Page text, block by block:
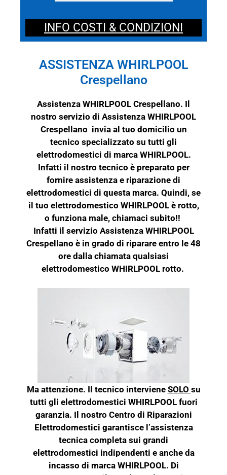
INFO COSTI & CONDIZIONI
ASSISTENZA WHIRLPOOL
Crespellano
Assistenza WHIRLPOOL Crespellano. Il
nostro servizio di Assistenza WHIRLPOOL
Crespellano invia al tuo domicilio un
tecnico specializzato su tutti gli
elettrodomestici di marca WHIRLPOOL.
Infatti il nostro tecnico è preparato per
fornire assistenza e riparazione di
elettrodomestici di questa marca. Quindi, se
il tuo elettrodomestico WHIRLPOOL è rotto,
o funziona male, chiamaci subito!!
Infatti il servizio Assistenza WHIRLPOOL
Crespellano è in grado di riparare entro le 48
ore dalla chiamata qualsiasi
elettrodomestico WHIRLPOOL rotto.
Ma attenzione. Il tecnico interviene SOLO su
tutti gli elettrodomestici WHIRLPOOL fuori
garanzia. Il nostro Centro di Riparazioni
Elettrodomestici garantisce l’assistenza
tecnica completa sui grandi
elettrodomestici indipendenti e anche da
incasso di marca WHIRLPOOL. Di